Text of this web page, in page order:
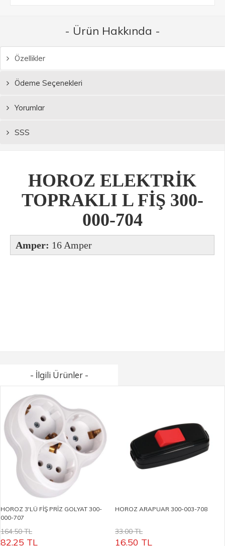
- Ürün Hakkında -
Özellikler
Ödeme Seçenekleri
Yorumlar
SSS
HOROZ ELEKTRİK
TOPRAKLI L FİŞ 300-
000-704
Amper: 16 Amper
- İlgili Ürünler -
HOROZ 3'LÜ FİŞ PRİZ GOLYAT 300-
000-707
164.50 TL
82.25 TL
HOROZ ARAPUAR 300-003-708
33.00 TL
16.50 TL